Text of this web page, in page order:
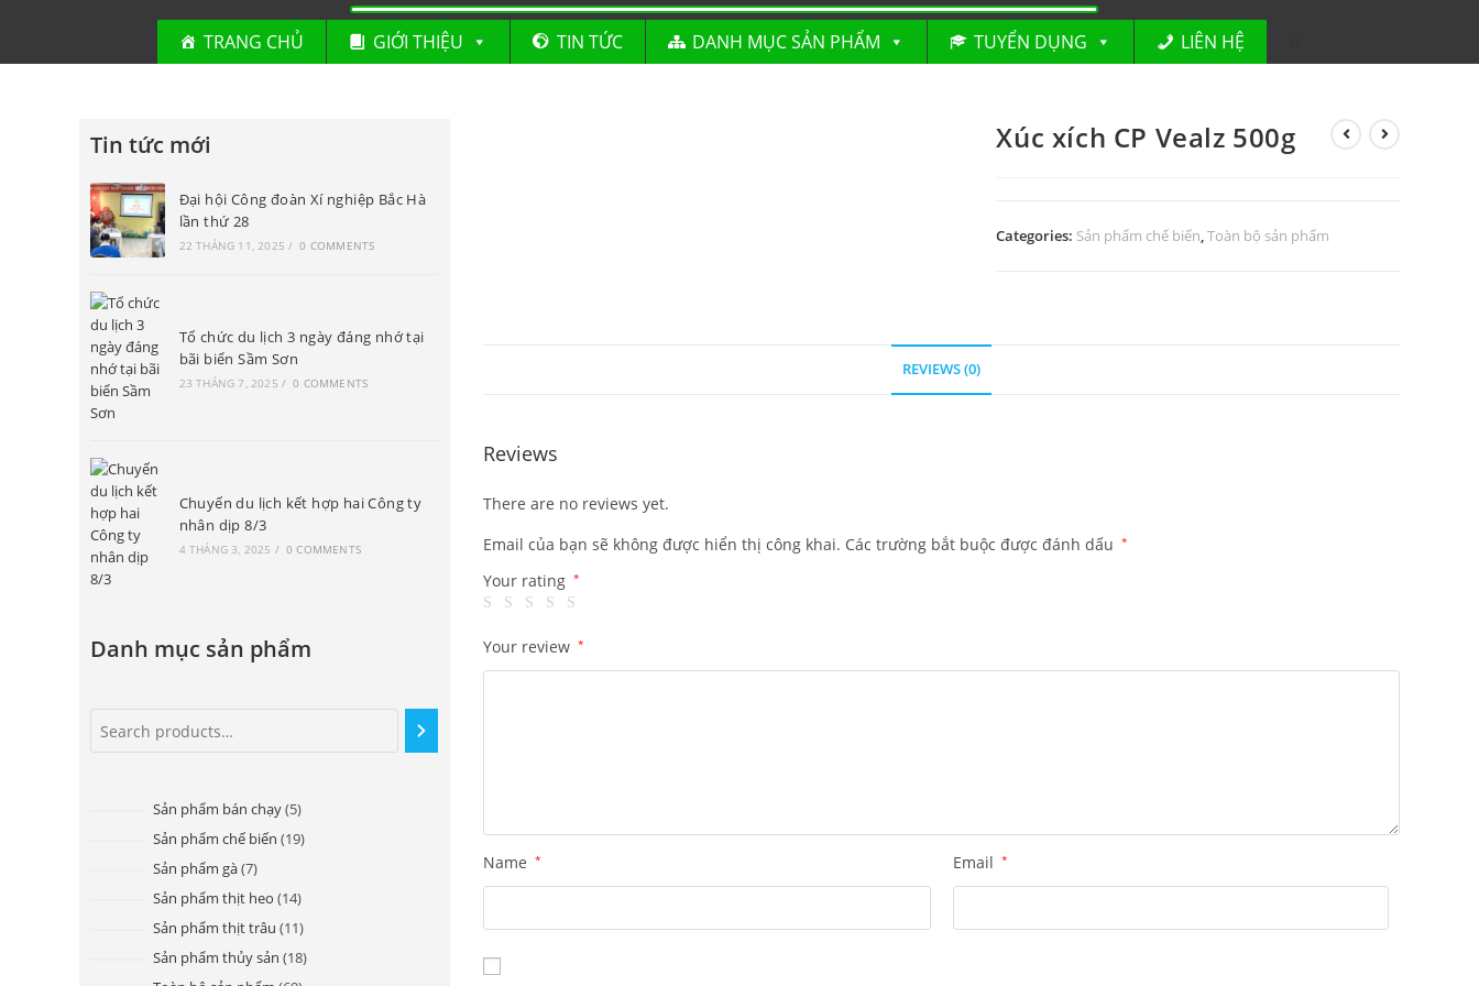
TRANG CHỦ GIỚI THIỆU TIN TỨC DANH MỤC SẢN PHẨM TUYỂN DỤNG LIÊN HỆ
Xúc xích CP Vealz 500g
Categories: Sản phẩm chế biến,Toàn bộ sản phẩm
REVIEWS (0)
Reviews
There are no reviews yet.
Email của bạn sẽ không được hiển thị công khai. Các trường bắt buộc được đánh dấu *
Your rating *
Your review *
Name * Email *
Tin tức mới
Đại hội Công đoàn Xí nghiệp Bắc Hà
lần thứ 28
22 THÁNG 11, 2025 / 0 COMMENTS
Tổ chức du lịch 3 ngày đáng nhớ tại
bãi biển Sầm Sơn
23 THÁNG 7, 2025 / 0 COMMENTS
Chuyến du lịch kết hợp hai Công ty
nhân dịp 8/3
4 THÁNG 3, 2025 / 0 COMMENTS
Danh mục sản phẩm
Sản phẩm bán chạy 5
Sản phẩm chế biến 19
Sản phẩm gà 7
Sản phẩm thịt heo 14
Sản phẩm thịt trâu 11
Sản phẩm thủy sản 18